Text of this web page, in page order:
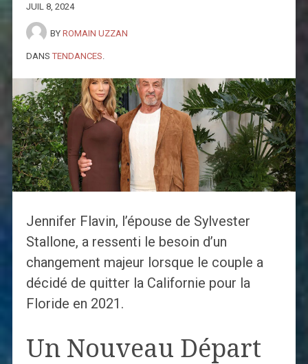
JUIL 8, 2024
BY ROMAIN UZZAN
DANS TENDANCES
Jennifer Flavin, l’épouse de Sylvester
Stallone, a ressenti le besoin d’un
changement majeur lorsque le couple a
décidé de quitter la Californie pour la
Floride en 2021.
Un Nouveau Départ